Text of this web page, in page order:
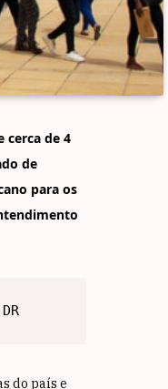
cerca de 4
de
para os
do país e